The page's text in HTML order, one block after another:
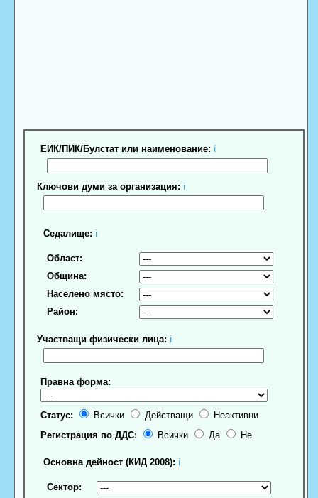
ЕИК/ПИК/Булстат или наименование: ℹ
Ключови думи за организация: ℹ
Седалище: ℹ
Област:
Община:
Населено място:
Район:
Участващи физически лица: ℹ
Правна форма:
Статус: Всички Действащи
Неактивни
Регистрация по ДДС:
Всички Да Не
Основна дейност (КИД 2008): ℹ
Сектор: